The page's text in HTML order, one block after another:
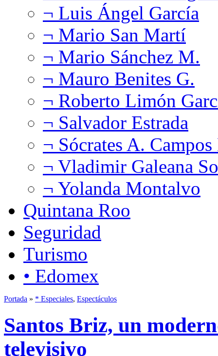
¬ Luis Ángel García
¬ Mario San Martí
¬ Mario Sánchez M.
¬ Mauro Benites G.
¬ Roberto Limón
¬ Salvador Estrada
¬ Sócrates A.
¬ Vladimir Galeana
¬ Yolanda Montalvo
Quintana Roo
Seguridad
Turismo
• Edomex
Portada » * Especiales, Espectáculos
Santos Briz, un
televisivo